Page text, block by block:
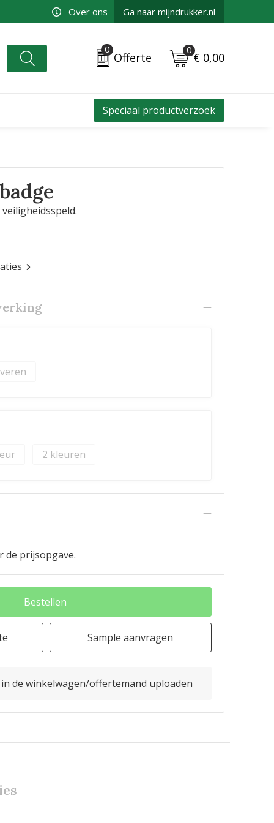
Over ons Ga naar mijndrukker.nl
0
Offerte
0
€ 0,00
Speciaal productverzoek
2
de prijsopgave.
Bestellen
Sample aanvragen
de winkelwagen/offertemand uploaden